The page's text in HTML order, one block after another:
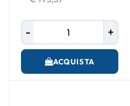
ACQUISTA